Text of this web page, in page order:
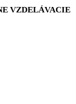
VZDELÁVACIE